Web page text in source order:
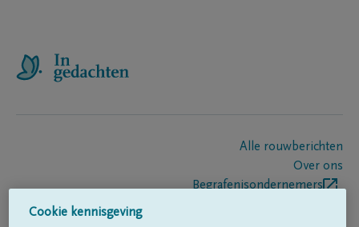
Alle rouwberichten
Over ons
Begrafenisondernemers
Cookie kennisgeving